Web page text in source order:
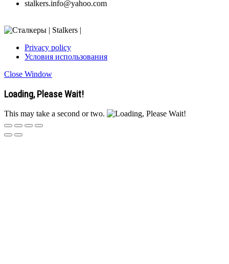
stalkers.info@yahoo.com
Privacy policy
Условия использования
Close Window
Loading, Please Wait!
This may take a second or two.